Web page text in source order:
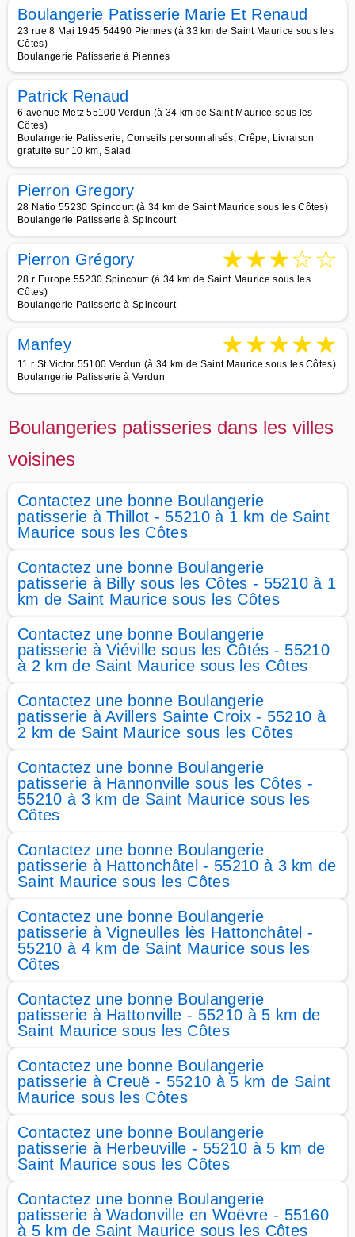
Boulangerie Patisserie Marie Et Renaud
23 rue 8 Mai 1945 54490 Piennes (à 33 km de Saint Maurice sous les
Côtes)
Boulangerie Patisserie à Piennes
Patrick Renaud
6 avenue Metz 55100 Verdun (à 34 km de Saint Maurice sous les
Côtes)
Boulangerie Patisserie, Conseils personnalisés, Crêpe, Livraison
gratuite sur 10 km, Salad
Pierron Gregory
28 Natio 55230 Spincourt (à 34 km de Saint Maurice sous les Côtes)
Boulangerie Patisserie à Spincourt
Pierron Grégory ★★★☆☆
28 r Europe 55230 Spincourt (à 34 km de Saint Maurice sous les
Côtes)
Boulangerie Patisserie à Spincourt
Manfey ★★★★★
11 r St Victor 55100 Verdun (à 34 km de Saint Maurice sous les Côtes)
Boulangerie Patisserie à Verdun
Boulangeries patisseries dans les villes
voisines
Contactez une bonne Boulangerie
patisserie à Thillot - 55210 à 1 km de Saint
Maurice sous les Côtes
Contactez une bonne Boulangerie
patisserie à Billy sous les Côtes - 55210 à 1
km de Saint Maurice sous les Côtes
Contactez une bonne Boulangerie
patisserie à Viéville sous les Côtés - 55210
à 2 km de Saint Maurice sous les Côtes
Contactez une bonne Boulangerie
patisserie à Avillers Sainte Croix - 55210 à
2 km de Saint Maurice sous les Côtes
Contactez une bonne Boulangerie
patisserie à Hannonville sous les Côtes -
55210 à 3 km de Saint Maurice sous les
Côtes
Contactez une bonne Boulangerie
patisserie à Hattonchâtel - 55210 à 3 km de
Saint Maurice sous les Côtes
Contactez une bonne Boulangerie
patisserie à Vigneulles lès Hattonchâtel -
55210 à 4 km de Saint Maurice sous les
Côtes
Contactez une bonne Boulangerie
patisserie à Hattonville - 55210 à 5 km de
Saint Maurice sous les Côtes
Contactez une bonne Boulangerie
patisserie à Creuë - 55210 à 5 km de Saint
Maurice sous les Côtes
Contactez une bonne Boulangerie
patisserie à Herbeuville - 55210 à 5 km de
Saint Maurice sous les Côtes
Contactez une bonne Boulangerie
patisserie à Wadonville en Woëvre - 55160
à 5 km de Saint Maurice sous les Côtes